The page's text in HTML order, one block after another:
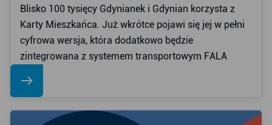
Blisko 100 tysięcy Gdynianek i Gdynian korzysta z
Karty Mieszkańca. Już wkrótce pojawi się jej w pełni
cyfrowa wersja, która dodatkowo będzie
zintegrowana z systemem transportowym FALA